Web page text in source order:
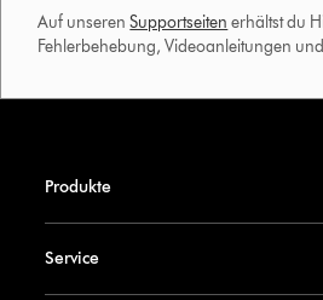
Auf unserenSupportseiten erhältst du
Fehlerbehebung, Videoanleitungen
Produkte
Service